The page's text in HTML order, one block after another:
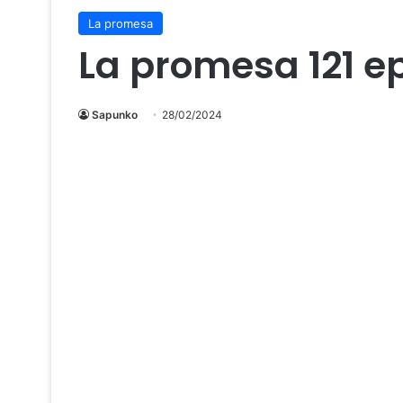
La promesa
La promesa 121
Sapunko 28/02/2024